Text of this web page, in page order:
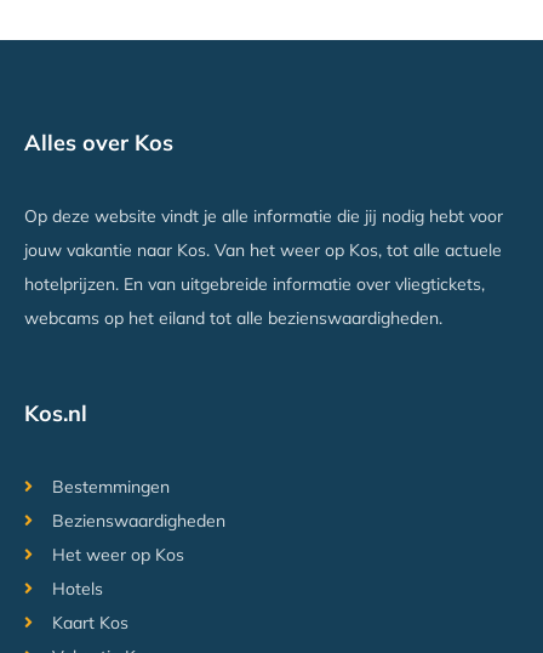
Alles over Kos
Op deze website vindt je alle informatie die jij nodig hebt voor
jouw vakantie naar Kos. Van het weer op Kos, tot alle actuele
hotelprijzen. En van uitgebreide informatie over vliegtickets,
webcams op het eiland tot alle bezienswaardigheden.
Kos.nl
Bestemmingen
Bezienswaardigheden
Het weer op Kos
Hotels
Kaart Kos